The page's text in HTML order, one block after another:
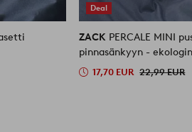
Deal
ZACK PERCALE MINI
pinnasänkyyn -
17,70 EUR 22,99 EUR